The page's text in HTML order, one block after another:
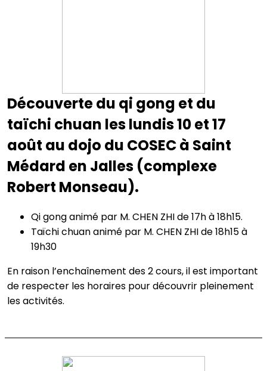
Découverte du qi gong et du
taïchi chuan les lundis 10 et 17
août au dojo du COSEC à Saint
Médard en Jalles (complexe
Robert Monseau).
Qi gong animé par M. CHEN ZHI de 17h à 18h15.
Taïchi chuan animé par M. CHEN ZHI de 18h15 à
19h30
En raison l’enchaînement des 2 cours, il est important
de respecter les horaires pour découvrir pleinement
les activités.